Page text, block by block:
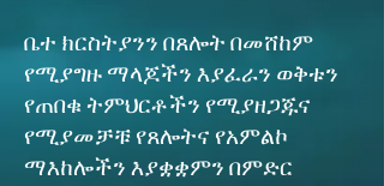
ቤተ ክርስትያንን በጸሎት በመሸከም
የሚያግዙ ማላጆችን እያፈራን ወቅቱን
የጠበቁ ትምህርቶችን የሚያዘጋጁና
የሚያመቻቹ የጸሎትና የአምልኮ
ማእከሎችን እያቋቋምን በምድር